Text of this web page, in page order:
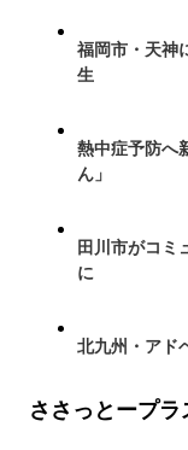
福岡市・天神
生
熱中症予防へ
ん」
田川市がコ
に
北九州・アド
ささっとープラ